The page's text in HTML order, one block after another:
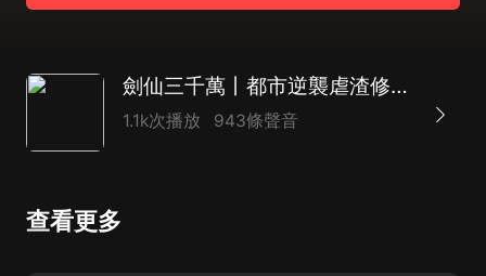
劍仙三千萬丨都市逆襲虐渣修仙爽文丨熱血丨輕鬆丨多人精品丨吞噬星空
1.1k次播放 943條聲音
查看更多